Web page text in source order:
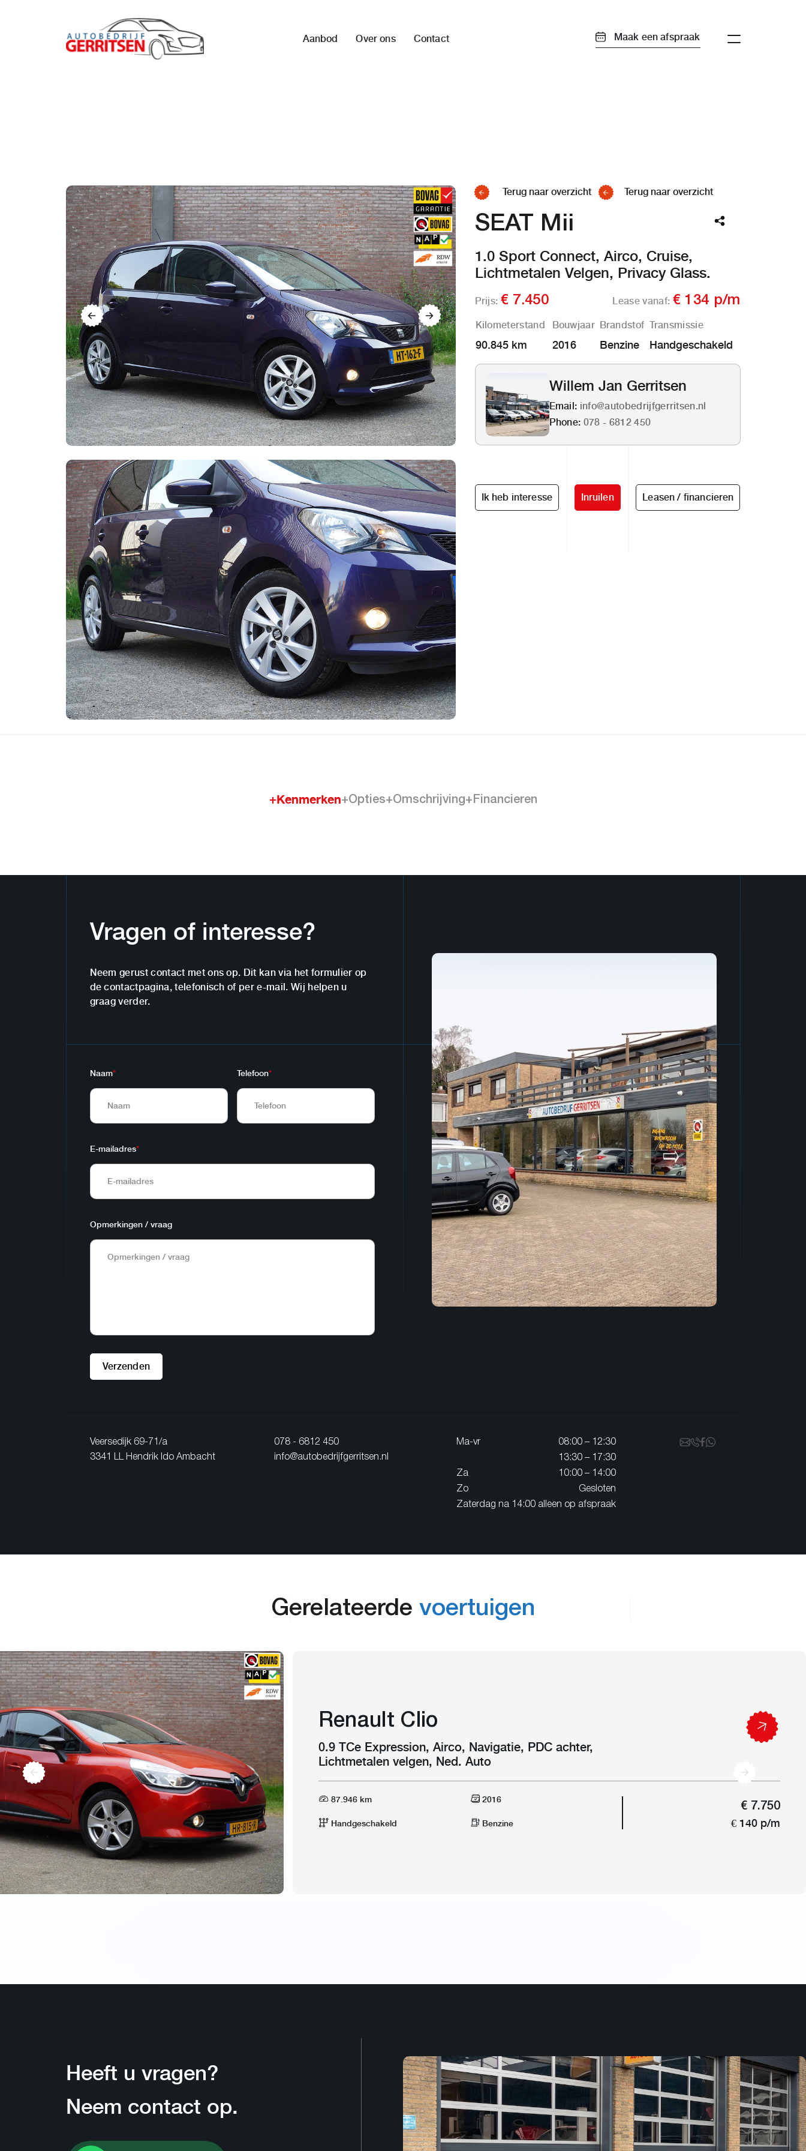
Aanbod Over ons Contact Maak een afspraak
Terug naar overzicht Terug naar overzicht
SEAT Mii
1.0 Sport Connect, Airco, Cruise,
Lichtmetalen Velgen, Privacy Glass.
Prijs: € 7.450 Lease vanaf: € 134 p/m
Kilometerstand
90.845 km
Bouwjaar
2016
Brandstof
Benzine
Transmissie
Handgeschakeld
Willem Jan Gerritsen
Email: info@autobedrijfgerritsen.nl
Phone: 078 - 6812 450
Ik heb interesse Inruilen Leasen / financieren
+Kenmerken+Opties+Omschrijving+Financieren
Vragen of interesse?
Neem gerust contact met ons op. Dit kan via het formulier op
de contactpagina, telefonisch of per e-mail. Wij helpen u
graag verder.
Naam* Telefoon*
E-mailadres*
Opmerkingen / vraag
Verzenden
Veersedijk 69-71/a
3341 LL Hendrik Ido Ambacht
078 - 6812 450
info@autobedrijfgerritsen.nl
Ma-vr
08:00 – 12:30
13:30 – 17:30
Za
10:00 – 14:00
Zo
Gesloten
Zaterdag na 14:00 alleen op afspraak
Gerelateerde voertuigen
Renault Clio
0.9 TCe Expression, Airco, Navigatie, PDC achter,
Lichtmetalen velgen, Ned. Auto
87.946 km 2016
Handgeschakeld Benzine
€ 7.750
€ 140 p/m
Heeft u vragen?
Neem contact op.